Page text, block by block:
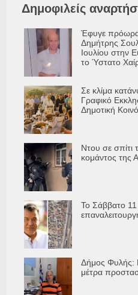
Δημοφιλείς
Έφυγε
Δημήτρης
Ιουλίου στην
το Ύστατο
Σε κλίμα
Γραφικό
Δημοτική
Ντου σε
κομάντος της
Το Σάββατο
Δήμος Φυλής:
μέτρα